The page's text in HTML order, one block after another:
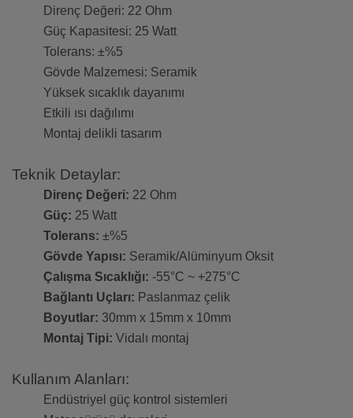
Direnç Değeri: 22 Ohm
Güç Kapasitesi: 25 Watt
Tolerans: ±%5
Gövde Malzemesi: Seramik
Yüksek sıcaklık dayanımı
Etkili ısı dağılımı
Montaj delikli tasarım
Teknik Detaylar:
Direnç Değeri: 22 Ohm
Güç: 25 Watt
Tolerans: ±%5
Gövde Yapısı: Seramik/Alüminyum Oksit
Çalışma Sıcaklığı: -55°C ~ +275°C
Bağlantı Uçları: Paslanmaz çelik
Boyutlar: 30mm x 15mm x 10mm
Montaj Tipi: Vidalı montaj
Kullanım Alanları:
Endüstriyel güç kontrol sistemleri